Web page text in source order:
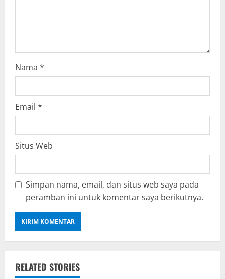
Nama *
Email *
Situs Web
Simpan nama, email, dan situs web saya pada
peramban ini untuk komentar saya berikutnya.
RELATED STORIES